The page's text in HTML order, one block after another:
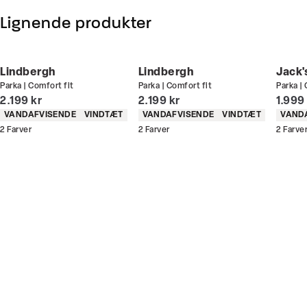
Produktnr.: 3-320021
Du kan indløse din bonus 365 dage om året i alle
butikker og online.
Email:sales@pwtbrands.com
Lignende produkter
Lindbergh
Parka | Comfort fit
I alt (inkl. rabat)
2.199 kr
Produkt egenskaber
VANDAFVISENDE
VINDTÆT
2 Farver
Lindbergh
Parka | Comfort fit
I alt (inkl. rabat)
2.199 kr
Produkt egenskaber
VANDAFVISENDE
VINDTÆT
2 Farver
Parka
I alt
2